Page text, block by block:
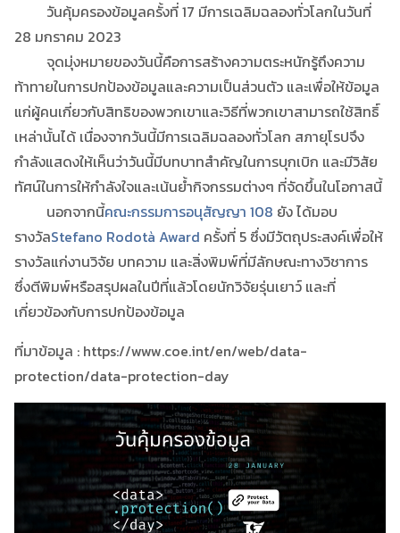
วันคุ้มครองข้อมูลครั้งที่ 17 มีการเฉลิมฉลองทั่วโลกในวันที่
28 มกราคม 2023
จุดมุ่งหมายของวันนี้คือการสร้างความตระหนักรู้ถึงความ
ท้าทายในการปกป้องข้อมูลและความเป็นส่วนตัว และเพื่อให้ข้อมูล
แก่ผู้คนเกี่ยวกับสิทธิของพวกเขาและวิธีที่พวกเขาสามารถใช้สิทธิ์
เหล่านั้นได้ เนื่องจากวันนี้มีการเฉลิมฉลองทั่วโลก สภายุโรปจึง
กำลังแสดงให้เห็นว่าวันนี้มีบทบาทสำคัญในการบุกเบิก และมีวิสัย
ทัศน์ในการให้กำลังใจและเน้นย้ำกิจกรรมต่างๆ ที่จัดขึ้นในโอกาสนี้
นอกจากนี้คณะกรรมการอนุสัญญา 108 ยัง ได้มอบ
รางวัลStefano Rodotà Award ครั้งที่ 5 ซึ่งมีวัตถุประสงค์เพื่อให้
รางวัลแก่งานวิจัย บทความ และสิ่งพิมพ์ที่มีลักษณะทางวิชาการ
ซึ่งตีพิมพ์หรือสรุปผลในปีที่แล้วโดยนักวิจัยรุ่นเยาว์ และที่
เกี่ยวข้องกับการปกป้องข้อมูล
ที่มาข้อมูล : https://www.coe.int/en/web/data-
protection/data-protection-day